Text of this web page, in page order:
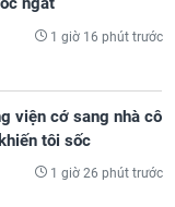
1 giờ 16 phút trước
viện cớ sang nhà cô
tôi sốc
1 giờ 26 phút trước